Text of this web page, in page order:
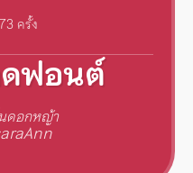
ครั้ง
ฟอนต์
ดอกหญ้า